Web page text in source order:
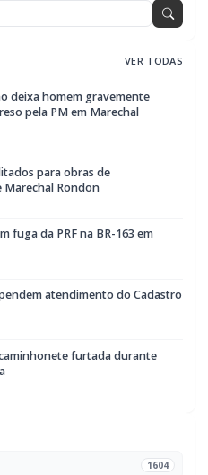
VER TODAS
deixa homem gravemente
pela PM em Marechal
para obras de
Rondon
fuga da PRF na BR-163 em
atendimento do Cadastro
furtada durante
1604